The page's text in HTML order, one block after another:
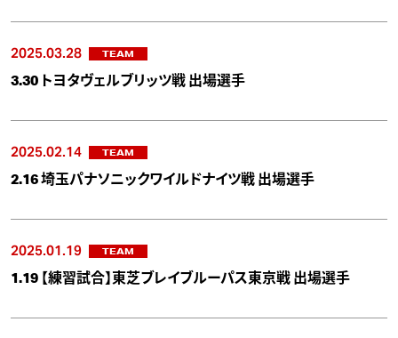
2025.03.28 TEAM
3.30 トヨタヴェルブリッツ戦 出場選手
2025.02.14 TEAM
2.16 埼玉パナソニックワイルドナイツ戦 出場選手
2025.01.19 TEAM
1.19 【練習試合】東芝ブレイブルーパス東京戦 出場選手